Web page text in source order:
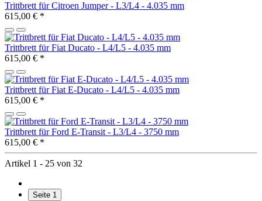
Trittbrett für Citroen Jumper - L3/L4 - 4.035 mm
615,00 € *
Trittbrett für Fiat Ducato - L4/L5 - 4.035 mm
615,00 € *
Trittbrett für Fiat E-Ducato - L4/L5 - 4.035 mm
615,00 € *
Trittbrett für Ford E-Transit - L3/L4 - 3750 mm
615,00 € *
Artikel 1 - 25 von 32
Seite 1